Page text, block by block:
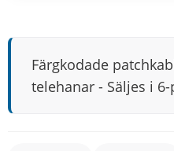
Färgkodade
telehanar - Säljes i 6-